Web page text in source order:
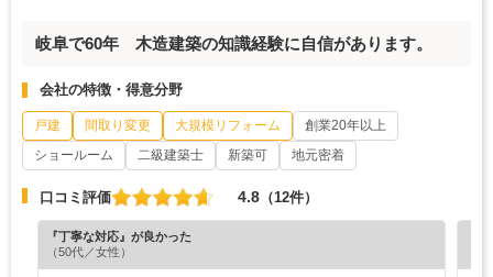
岐阜で60年 木造建築の知識経験に自信があります。
会社の特徴・得意分野
戸建 間取り変更 大規模リフォーム
創業20年以上
ショールーム
二級建築士 新築可 地元密着
口コミ評価 4.8 （12件）
『丁寧な対応』が良かった
（50代／女性）